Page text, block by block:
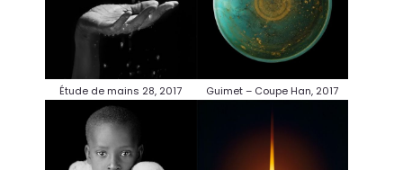
Étude de mains 28, 2017 Guimet – Coupe Han, 2017